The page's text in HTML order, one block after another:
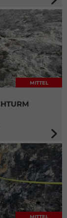
MITTEL